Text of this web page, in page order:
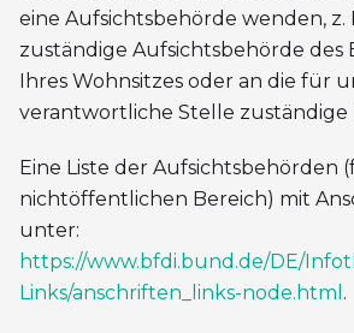
eine Aufsichtsbehörde wenden, z.
zuständige Aufsichtsbehörde des
Ihres Wohnsitzes oder an die für
verantwortliche Stelle zuständige
Eine Liste der Aufsichtsbehörden
nichtöffentlichen Bereich) mit
unter:
https://www.bfdi.bund.de/DE/
Links/anschriften_links-node.html .